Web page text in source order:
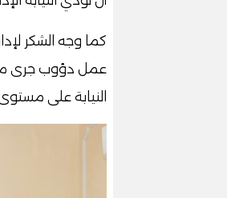
كما وجه الشكر
عمل دؤوب جرى من
النيابة على